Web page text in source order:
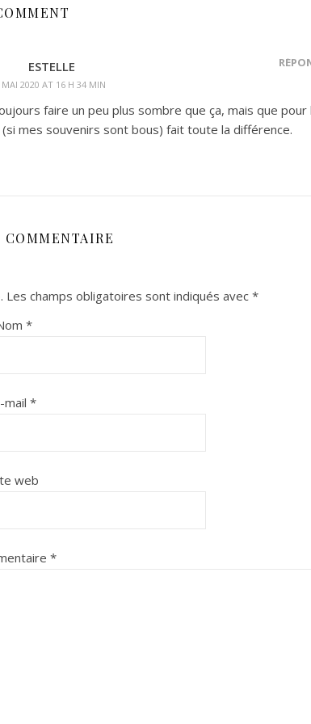
ESTELLE
MAI 2020 AT 16 H 34 MIN
faire un peu plus sombre que ça, mais que pour
mes souvenirs sont bous) fait toute la différence.
Les champs obligatoires sont indiqués avec *
*
mail *
web
*